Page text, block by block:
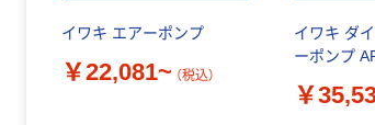
イワキ エアーポンプ
￥22,081~ （税込）
イワキ ダ
ーポンプ
￥